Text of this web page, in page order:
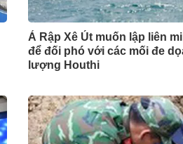
Ả Rập Xê Út muốn lập liên
để đối phó với các mối đe
lượng Houthi